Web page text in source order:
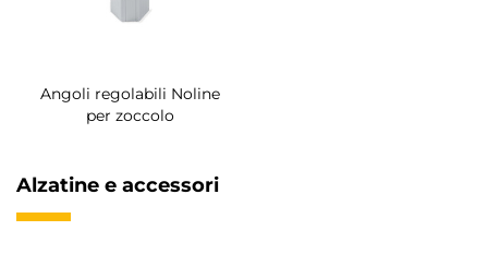
Angoli regolabili Noline
per zoccolo
Alzatine e accessori